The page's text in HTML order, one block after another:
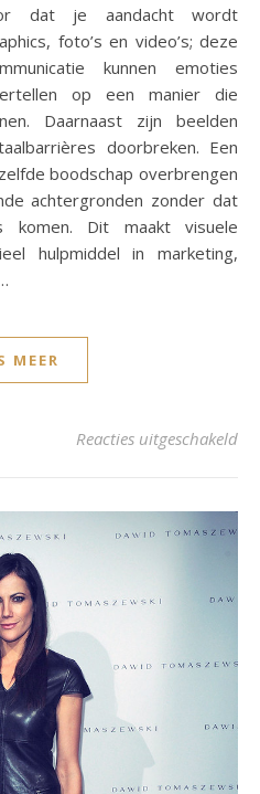
dat je aandacht wordt
foto’s en video’s; deze
kunnen emoties
op een manier die
Daarnaast zijn beelden
doorbreken. Een
boodschap overbrengen
achtergronden zonder dat
Dit maakt visuele
hulpmiddel in marketing,
MEER
Reacties uitgeschakeld